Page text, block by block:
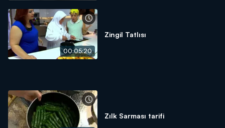
00:05:20
Zingil Tatlısı
Zılk Sarması tarifi